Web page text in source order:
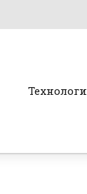
Технологи